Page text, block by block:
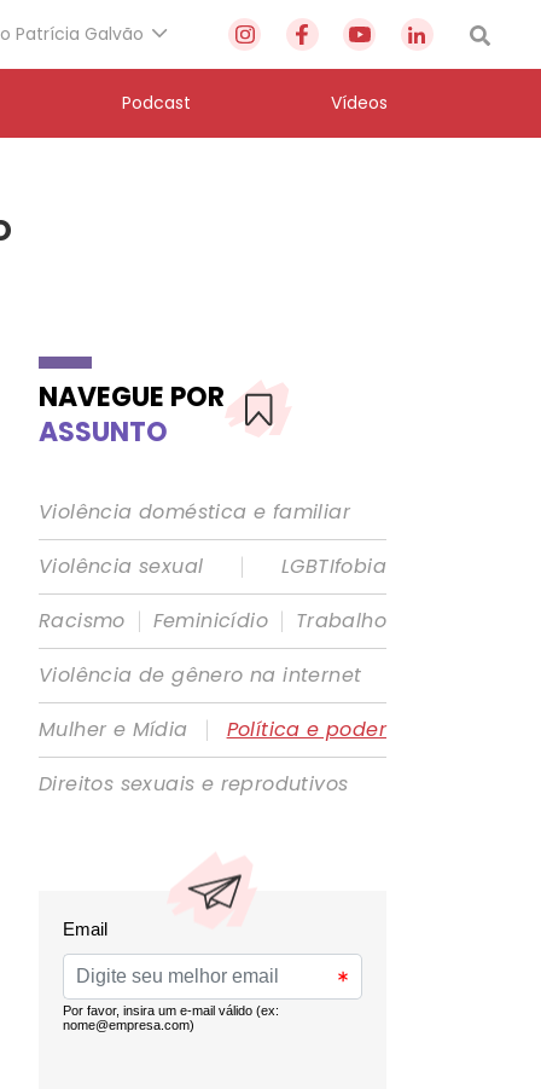
Patrícia Galvão
Podcast Vídeos
NAVEGUE POR
ASSUNTO
Violência doméstica e familiar
Violência sexual
|
LGBTIfobia
Racismo | Feminicídio | Trabalho
Violência de gênero na internet
Mulher e Mídia
|
Política e poder
Direitos sexuais e reprodutivos